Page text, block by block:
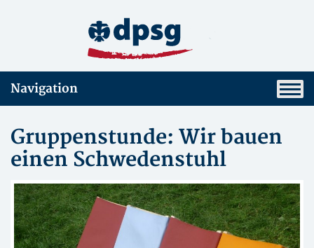
Navigation
Gruppenstunde: Wir bauen
einen Schwedenstuhl